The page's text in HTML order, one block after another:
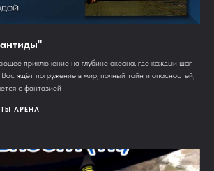
приключение на глубине океана, где каждый шаг
ждёт погружение в мир, полный тайн и опасностей,
с фантазией
АРЕНА